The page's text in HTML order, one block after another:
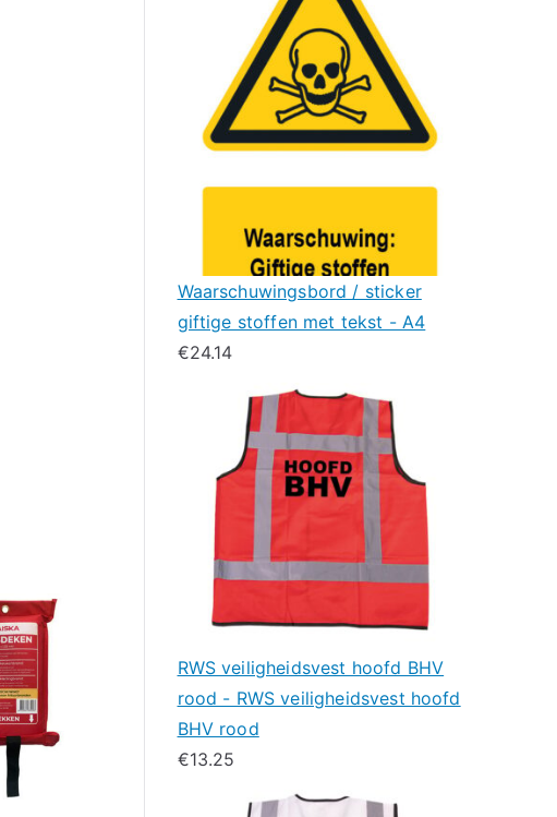
Waarschuwingsbord / sticker
giftige stoffen met tekst - A4
€24.14
RWS veiligheidsvest hoofd BHV
rood - RWS veiligheidsvest hoofd
BHV rood
€13.25